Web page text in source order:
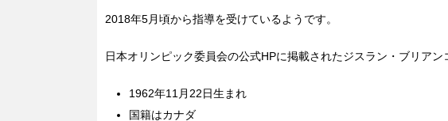
2018年5月頃から指導を受けているようです。
日本オリンピック委員会の公式HPに掲載されたジスラン・ブリアン
1962年11月22日生まれ
国籍はカナダ